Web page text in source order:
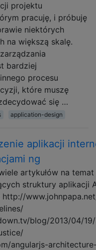
projektu
pracuję, i próbuję
niektórych
na większą skalę.
bardziej
procesu
które muszę
się …
application-design
aplikacji
ng
artykułów na temat
struktury aplikacji
blog/2013/04/
angularjs-